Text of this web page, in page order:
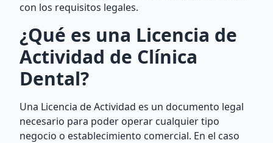
con los requisitos legales.
¿Qué es una Licencia de
Actividad de Clínica
Dental?
Una Licencia de Actividad es un documento legal
necesario para poder operar cualquier tipo
negocio o establecimiento comercial. En el caso